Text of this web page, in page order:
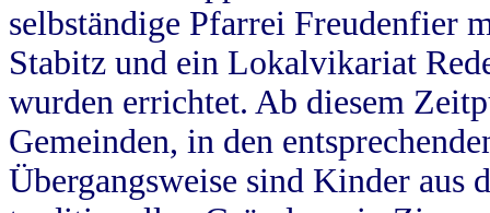
selbständige Pfarrei Freudenfier
Stabitz und ein Lokalvikariat
wurden errichtet. Ab diesem
Gemeinden, in den
Übergangsweise sind Kinder aus